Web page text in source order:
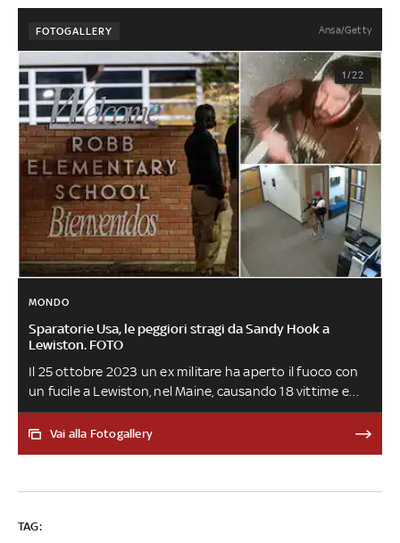
FOTOGALLERY Ansa/Getty
1/22
MONDO
Sparatorie Usa, le peggiori stragi da Sandy Hook a
Lewiston. FOTO
Il 25 ottobre 2023 un ex militare ha aperto il fuoco con
un fucile a Lewiston, nel Maine, causando 18 vittime e
numerosi feriti. Una strage che è solo l’ultima di una
lunga serie che riaccende il dibattito sul controllo delle
Vai alla Fotogallery
TAG: